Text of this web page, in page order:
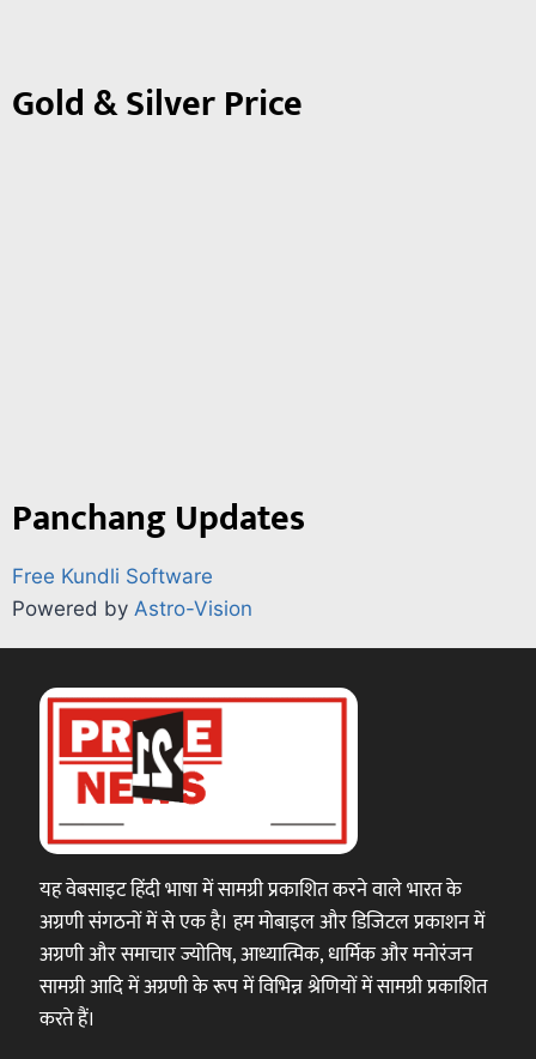
Gold & Silver Price
Panchang Updates
Free Kundli Software
Powered by Astro-Vision
यह वेबसाइट हिंदी भाषा में सामग्री प्रकाशित करने वाले भारत के
अग्रणी संगठनों में से एक है। हम मोबाइल और डिजिटल प्रकाशन में
अग्रणी और समाचार ज्योतिष, आध्यात्मिक, धार्मिक और मनोरंजन
सामग्री आदि में अग्रणी के रूप में विभिन्न श्रेणियों में सामग्री प्रकाशित
करते हैं।